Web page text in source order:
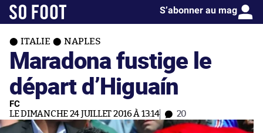
S’abonner au mag
ITALIE NAPLES
Maradona fustige le
départ d’Higuaín
FC
LE DIMANCHE 24 JUILLET 2016 À 13:14 20